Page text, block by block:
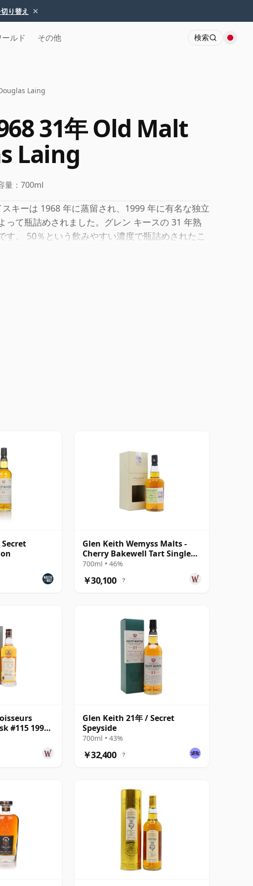
り替え ×
ールド その他 検索
Laing
31年 Old Malt
Laing
量： 700ml
キーは 1968 年に蒸留され、1999 年に有名な独立
って瓶詰めされました。グレン キースの 31 年熟
す。 50％という飲みやすい濃度で瓶詰めされたこ
ています。
Glen Keith Wemyss Malts -
Cherry Bakewell Tart Single
Cask 1996 22年
700ml • 46%
￥30,100 ?
#115 1999
Glen Keith 21年 / Secret
Speyside
700ml • 43%
￥32,400 ?